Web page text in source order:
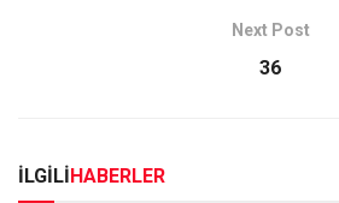
Next Post
36
İLGİLİHABERLER